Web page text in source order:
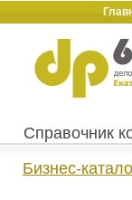
Справочник
Бизнес-